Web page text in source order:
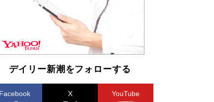
デイリー新潮をフォローする
Facebook X YouTube